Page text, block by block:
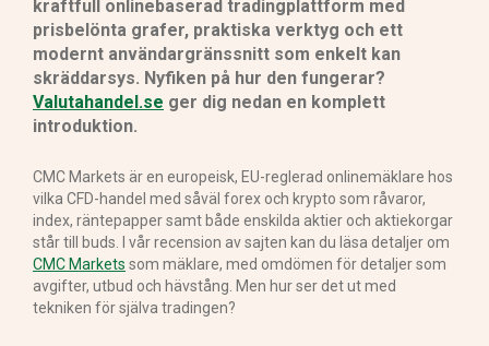
kraftfull onlinebaserad tradingplattform med
prisbelönta grafer, praktiska verktyg och ett
modernt användargränssnitt som enkelt kan
skräddarsys. Nyfiken på hur den fungerar?
Valutahandel.se ger dig nedan en komplett
introduktion.
CMC Markets är en europeisk, EU-reglerad onlinemäklare hos
vilka CFD-handel med såväl forex och krypto som råvaror,
index, räntepapper samt både enskilda aktier och aktiekorgar
står till buds. I vår recension av sajten kan du läsa detaljer om
CMC Markets som mäklare, med omdömen för detaljer som
avgifter, utbud och hävstång. Men hur ser det ut med
tekniken för själva tradingen?